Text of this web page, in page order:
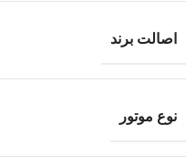
اصالت برند
نوع موتور